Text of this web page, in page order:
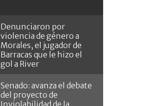
Denunciaron por
violencia de género a
Morales, el jugador de
Barracas que le hizo el
gol a River
Senado: avanza el debate
del proyecto de
Inviolabilidad de la